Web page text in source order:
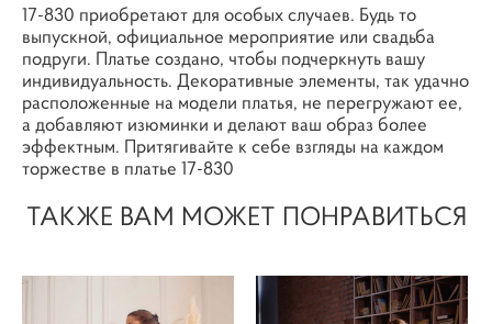
17-830 приобретают для особых случаев. Будь то
выпускной, официальное мероприятие или свадьба
подруги. Платье создано, чтобы подчеркнуть вашу
индивидуальность. Декоративные элементы, так удачно
расположенные на модели платья, не перегружают ее,
а добавляют изюминки и делают ваш образ более
эффектным. Притягивайте к себе взгляды на каждом
торжестве в платье 17-830
ТАКЖЕ ВАМ МОЖЕТ ПОНРАВИТЬСЯ